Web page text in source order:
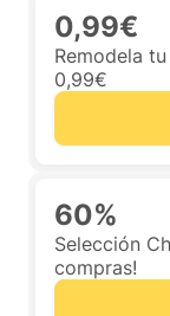
0,99€
Remodela
0,99€
60%
Selección
compras!